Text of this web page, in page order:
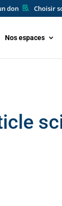
don Choisir
Nos espaces